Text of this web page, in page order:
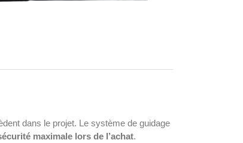
dans le projet. Le système de guidage
maximale lors de l’achat.